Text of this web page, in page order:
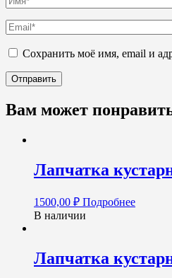
Сохранить моё имя, email и
Вам может
Лапчатка
1500,00 ₽ Подробнее
В наличии
Лапчатка